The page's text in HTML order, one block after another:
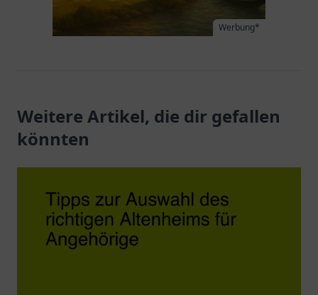
Werbung*
Weitere Artikel, die dir gefallen
könnten